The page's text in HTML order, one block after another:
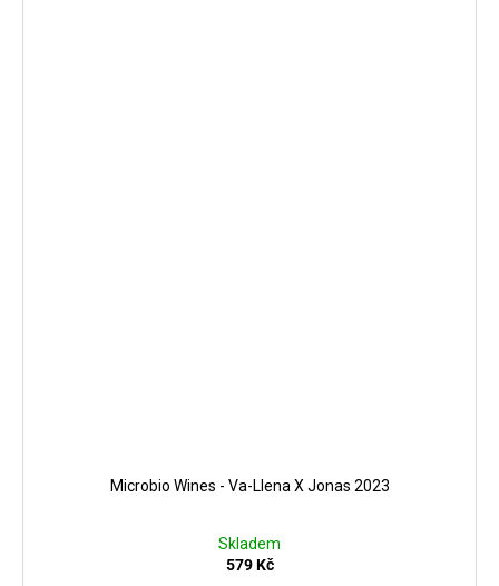
Microbio Wines - Va-Llena X Jonas 2023
Skladem
579 Kč